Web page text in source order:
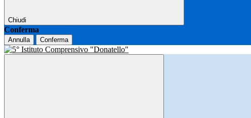
Chiudi
Conferma
Annulla Conferma